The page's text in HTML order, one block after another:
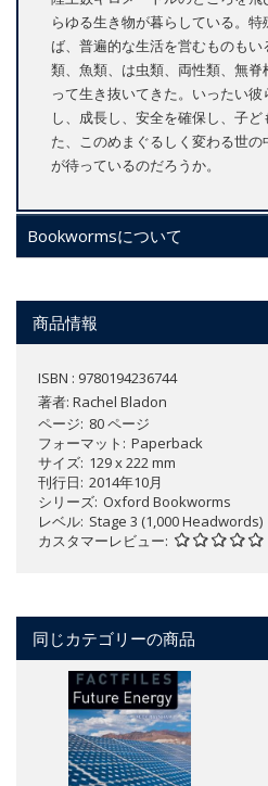
らゆる生き物が暮らしている。
ば、普遍的な生活を営むものも
類、魚類、は虫類、両性類、無
って生き抜いてきた。いったい
し、成長し、安全を確保し、子
た、このめまぐるしく変わる世
が待っているのだろうか。
Bookwormsについて
商品情報
ISBN : 9780194236744
著者: Rachel Bladon
ページ 80 ページ
フォーマット
Paperback
サイズ 129 x 222 mm
刊行日 2014年10月
シリーズ Oxford Bookworms
レベル Stage 3 (1,000 Headwords)
カスタマーレビュー
同じカテゴリーの商品